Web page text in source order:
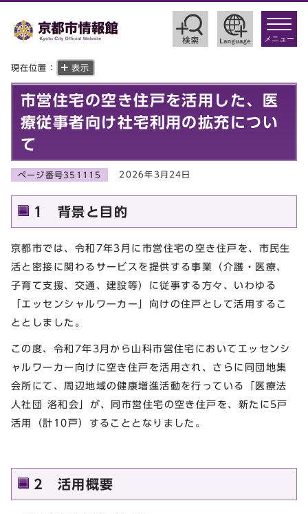
toggle
メニュー
現在位置： 表示
市営住宅の空き住戸を活用した、医
療従事者向け社宅利用の拡充につい
て
ページ番号351115 2026年3月24日
1 背景と目的
京都市では、令和7年3月に市営住宅の空き住戸を、市民生
活と密接に関わるサービスを提供する事業（介護・医療、
子育て支援、交通、建設等）に従事する方々、いわゆる
「エッセンシャルワーカー」向けの住戸として活用するこ
ととしました。
この度、令和7年3月から山科市営住宅においてエッセンシ
ャルワーカー向けに空き住戸を活用され、さらに同団地集
会所にて、周辺地域の健康増進活動を行っている「医療法
人社団 洛和会」が、同市営住宅の空き住戸を、新たに5戸
活用（計10戸）することとなりました。
2 活用概要